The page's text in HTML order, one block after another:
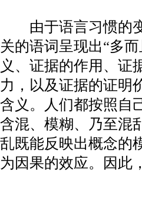
由于语言习惯的变
关的语词呈现出“多
义、证据的作用、证
力，以及证据的证明
含义。人们都按照自
含混、模糊、乃至混
乱既能反映出概念的
为因果的效应。因此